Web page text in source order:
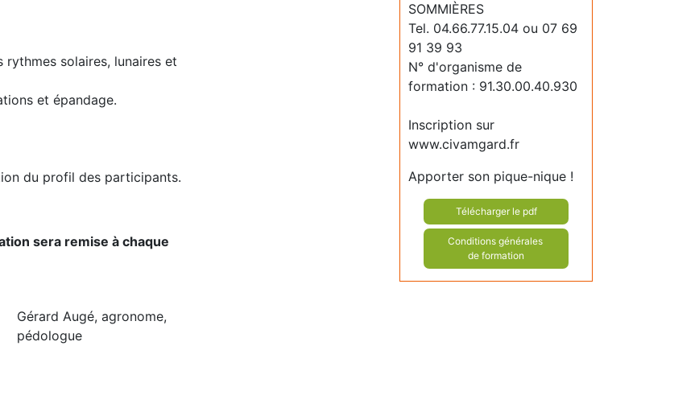
rythmes solaires, lunaires et
et épandage.
du profil des participants.
sera remise à chaque
SOMMIÈRES
Tel. 04.66.77.15.04 ou 07 69
91 39 93
N° d'organisme de
formation : 91.30.00.40.930
Inscription sur
www.civamgard.fr
Apporter son pique-nique !
Télécharger le pdf
Conditions générales
de formation
Gérard Augé, agronome,
pédologue